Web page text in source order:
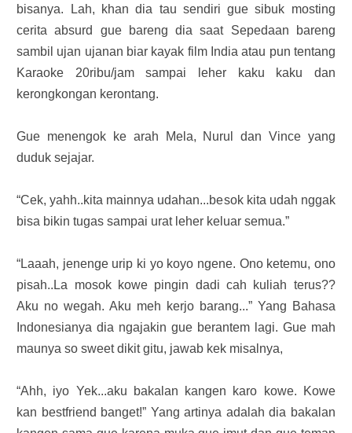
bisanya. Lah, khan dia tau sendiri gue sibuk mosting
cerita absurd gue bareng dia saat Sepedaan bareng
sambil ujan ujanan biar kayak film India atau pun tentang
Karaoke 20ribu/jam sampai leher kaku kaku dan
kerongkongan kerontang.
Gue menengok ke arah Mela, Nurul dan Vince yang
duduk sejajar.
“Cek, yahh..kita mainnya udahan...besok kita udah nggak
bisa bikin tugas sampai urat leher keluar semua.”
“Laaah, jenenge urip ki yo koyo ngene. Ono ketemu, ono
pisah..La mosok kowe pingin dadi cah kuliah terus??
Aku no wegah. Aku meh kerjo barang...” Yang Bahasa
Indonesianya dia ngajakin gue berantem lagi. Gue mah
maunya so sweet dikit gitu, jawab kek misalnya,
“Ahh, iyo Yek...aku bakalan kangen karo kowe. Kowe
kan bestfriend banget!” Yang artinya adalah dia bakalan